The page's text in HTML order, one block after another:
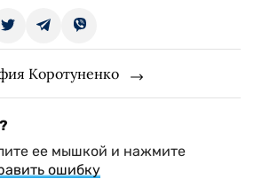
Коротуненко
ее мышкой и нажмите
ошибку